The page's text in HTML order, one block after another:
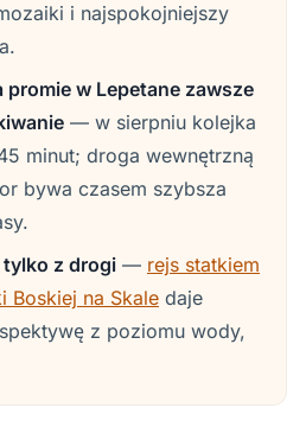
i najspokojniejszy
promie w Lepetane zawsze
— w sierpniu kolejka
minut; droga wewnętrzną
bywa czasem szybsza
z drogi — rejs statkiem
Boskiej na Skale daje
z poziomu wody,